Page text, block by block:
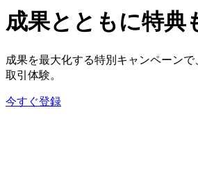
成果とともに特典
成果を最大化する特別キャンペーンで、
取引体験。
今すぐ登録